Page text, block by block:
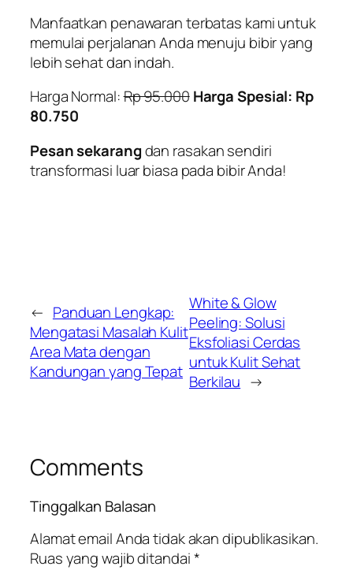
Manfaatkan penawaran terbatas kami untuk
memulai perjalanan Anda menuju bibir yang
lebih sehat dan indah.
Harga Normal:Rp 95.000 Harga Spesial: Rp
80.750
Pesan sekarangdan rasakan sendiri
transformasi luar biasa pada bibir Anda!
← Panduan Lengkap:
Mengatasi Masalah Kulit
Area Mata dengan
Kandungan yang Tepat
White & Glow
Peeling: Solusi
Eksfoliasi Cerdas
untuk Kulit Sehat
Berkilau →
Comments
Tinggalkan Balasan
Alamat email Anda tidak akan dipublikasikan.
Ruas yang wajib ditandai*